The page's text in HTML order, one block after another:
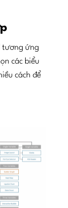
tương ứng
các biểu
cách để